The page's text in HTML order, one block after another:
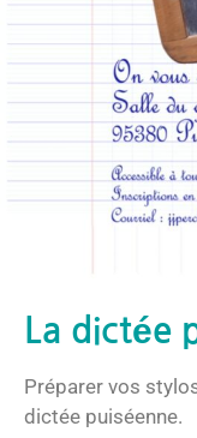
La dictée
Préparer vos
dictée puiséenne.